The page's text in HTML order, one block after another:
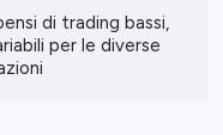
di trading bassi,
per le diverse